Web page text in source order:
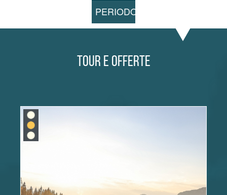
PERIODO
Tour e Offerte